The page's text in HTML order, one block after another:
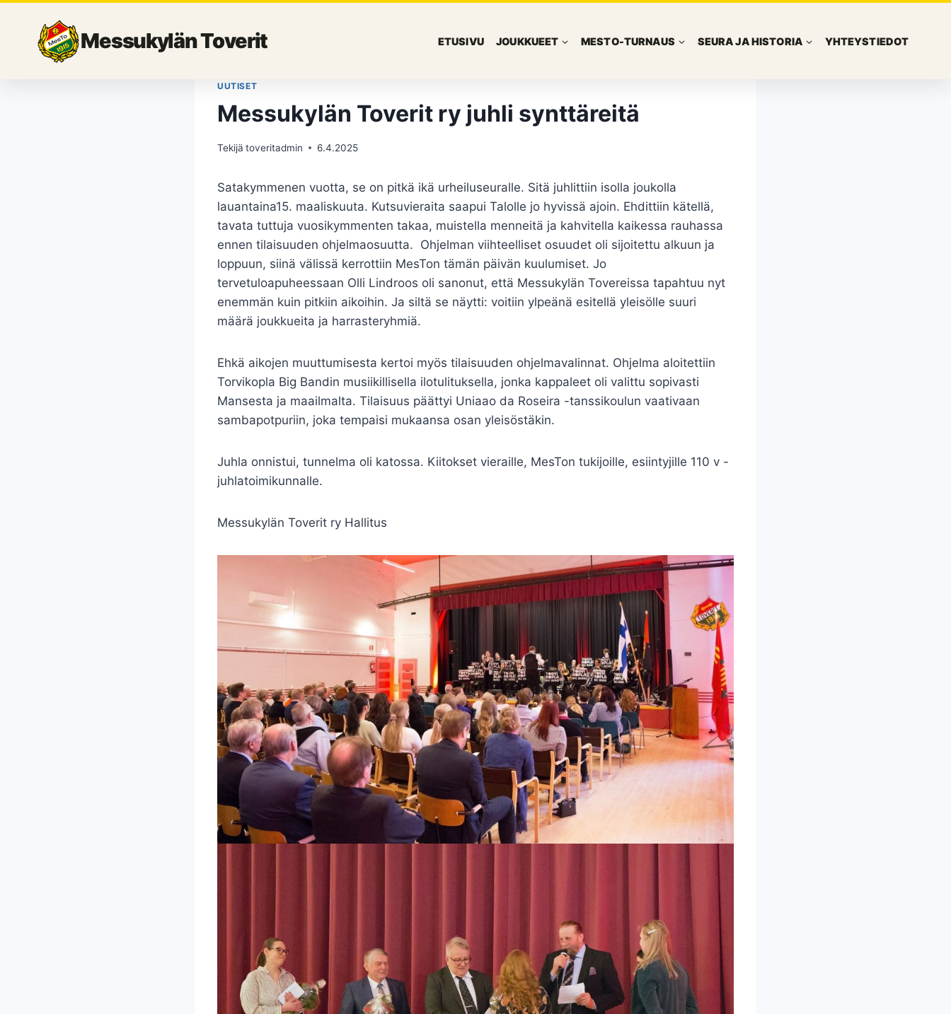
sisältöön
Messukylän Toverit ETUSIVU JOUKKUEET MESTO-TURNAUS SEURA JA HISTORIA YHTEYSTIEDOT
UUTISET
Messukylän Toverit ry juhli synttäreitä
Tekijä toveritadmin 6.4.2025
Satakymmenen vuotta, se on pitkä ikä urheiluseuralle. Sitä juhlittiin isolla joukolla
lauantaina15. maaliskuuta. Kutsuvieraita saapui Talolle jo hyvissä ajoin. Ehdittiin kätellä,
tavata tuttuja vuosikymmenten takaa, muistella menneitä ja kahvitella kaikessa rauhassa
ennen tilaisuuden ohjelmaosuutta. Ohjelman viihteelliset osuudet oli sijoitettu alkuun ja
loppuun, siinä välissä kerrottiin MesTon tämän päivän kuulumiset. Jo
tervetuloapuheessaan Olli Lindroos oli sanonut, että Messukylän Tovereissa tapahtuu nyt
enemmän kuin pitkiin aikoihin. Ja siltä se näytti: voitiin ylpeänä esitellä yleisölle suuri
määrä joukkueita ja harrasteryhmiä.
Ehkä aikojen muuttumisesta kertoi myös tilaisuuden ohjelmavalinnat. Ohjelma aloitettiin
Torvikopla Big Bandin musiikillisella ilotulituksella, jonka kappaleet oli valittu sopivasti
Mansesta ja maailmalta. Tilaisuus päättyi Uniaao da Roseira -tanssikoulun vaativaan
sambapotpuriin, joka tempaisi mukaansa osan yleisöstäkin.
Juhla onnistui, tunnelma oli katossa. Kiitokset vieraille, MesTon tukijoille, esiintyjille 110 v -
juhlatoimikunnalle.
Messukylän Toverit ry Hallitus